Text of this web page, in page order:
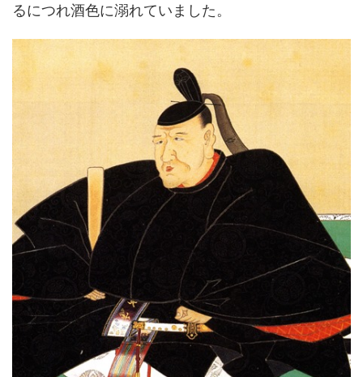
るにつれ酒色に溺れていました。